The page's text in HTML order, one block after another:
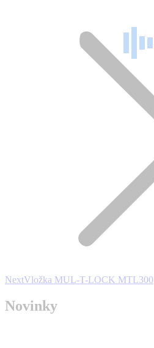
NextNext
Vložka MUL-T-LOCK MTL300
Novinky